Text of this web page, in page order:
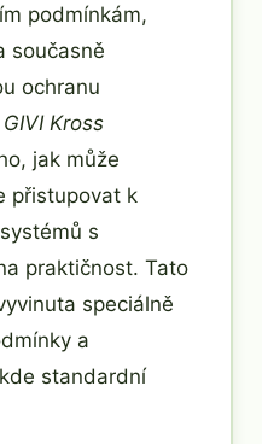
podmínkám,
současně
ochranu
GIVI Kross
jak může
přistupovat k
s
praktičnost. Tato
speciálně
a
standardní